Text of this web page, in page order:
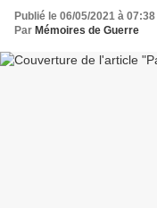
Publié le 06/05/2021 à 07:38
Par Mémoires de Guerre